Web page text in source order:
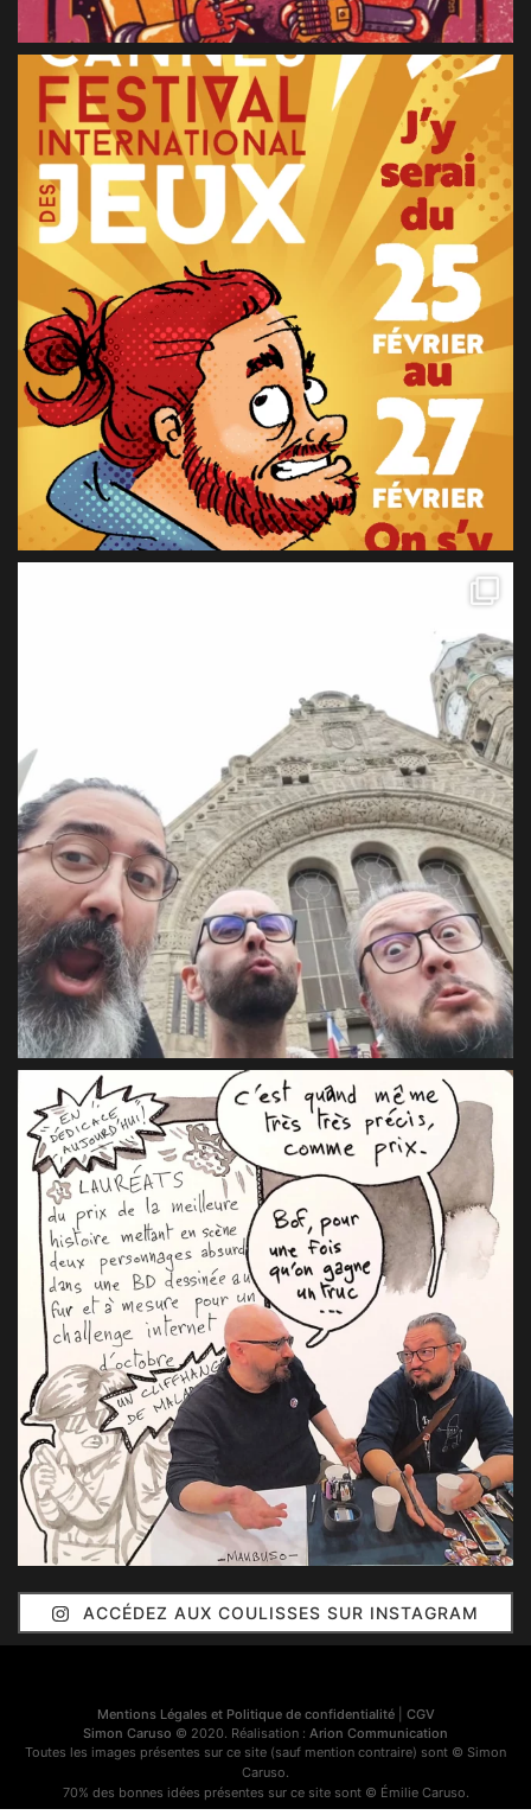
ACCÉDEZ AUX COULISSES SUR INSTAGRAM
Mentions Légales et Politique de confidentialité| CGV
Simon Caruso © 2020. Réalisation : Arion Communication
Toutes les images présentes sur ce site (sauf mention contraire) sont © Simon
Caruso.
70% des bonnes idées présentes sur ce site sont © Émilie Caruso.